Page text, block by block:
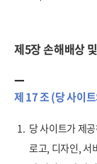
제5장 손해배상
제 17 조 (당 사이
1. 당 사이트가 제
로고, 디자인, 서